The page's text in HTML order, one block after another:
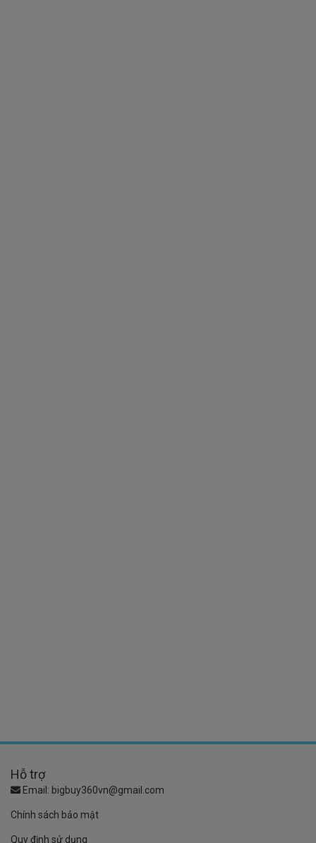
Hỗ trợ
Email: bigbuy360vn@gmail.com
Chính sách bảo mật
Quy định sử dụng